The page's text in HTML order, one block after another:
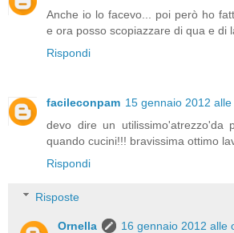
Anche io lo facevo... poi però ho
e ora posso scopiazzare di qua e di
Rispondi
facileconpam 15 gennaio 2012
devo dire un utilissimo'atrezzo'da
quando cucini!!! bravissima ottimo
Rispondi
Risposte
Ornella
16 gennaio 2012 alle